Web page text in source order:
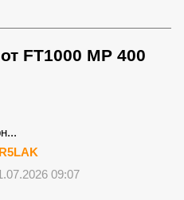
FT1000 MP 400
09:07